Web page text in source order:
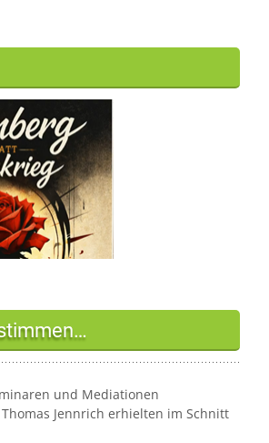
und Mediationen
Jennrich erhielten im Schnitt